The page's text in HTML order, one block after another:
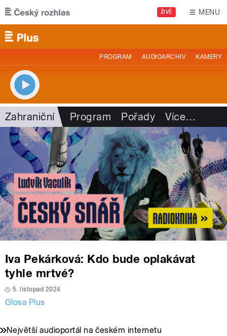
Přejít k hlavnímu obsahu
ŽIVĚ MENU
PROGRAM AUDIOARCHIV KAMERY
Zahraniční Program Pořady Více…
Iva Pekárková: Kdo bude oplakávat
tyhle mrtvé?
5. listopad 2024
Glosa Plus
Největší audioportál na českém internetu